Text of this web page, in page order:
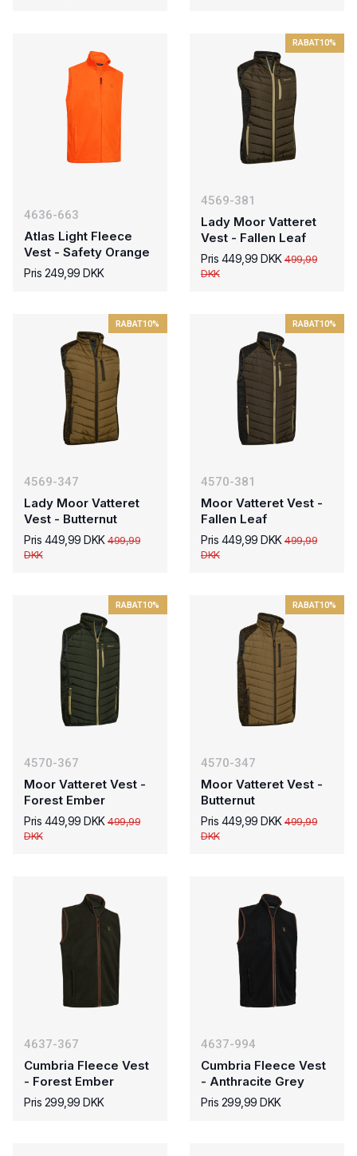
4636-663
Atlas Light Fleece
Vest - Safety Orange
Pris 249,99 DKK
RABAT10%
4569-381
Lady Moor Vatteret
Vest - Fallen Leaf
Pris 449,99 DKK499,99
DKK
RABAT10%
4569-347
Lady Moor Vatteret
Vest - Butternut
Pris 449,99 DKK499,99
DKK
RABAT10%
4570-381
Moor Vatteret Vest -
Fallen Leaf
Pris 449,99 DKK499,99
DKK
RABAT10%
4570-367
Moor Vatteret Vest -
Forest Ember
Pris 449,99 DKK499,99
DKK
RABAT10%
4570-347
Moor Vatteret Vest -
Butternut
Pris 449,99 DKK499,99
DKK
4637-367
Cumbria Fleece Vest
- Forest Ember
Pris 299,99 DKK
4637-994
Cumbria Fleece Vest
- Anthracite Grey
Pris 299,99 DKK